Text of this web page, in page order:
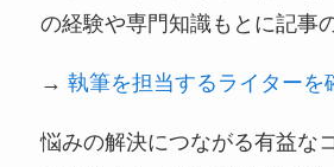
の経験や専門知識もとに記事
→ 執筆を担当するライターを
悩みの解決につながる有益な